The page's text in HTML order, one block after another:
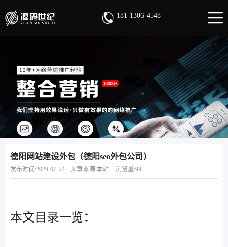
181-1306-4548
德阳网站建设外包（德阳seo外包公司）
发布时间:2024-07-24 文章来源:本站 浏览量:94
本文目录一览：